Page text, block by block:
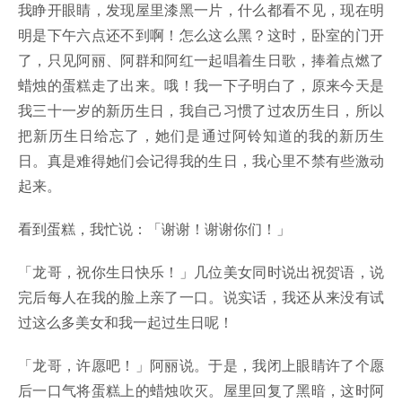
我睁开眼睛，发现屋里漆黑一片，什么都看不见，现在明
明是下午六点还不到啊！怎么这么黑？这时，卧室的门开
了，只见阿丽、阿群和阿红一起唱着生日歌，捧着点燃了
蜡烛的蛋糕走了出来。哦！我一下子明白了，原来今天是
我三十一岁的新历生日，我自己习惯了过农历生日，所以
把新历生日给忘了，她们是通过阿铃知道的我的新历生
日。真是难得她们会记得我的生日，我心里不禁有些激动
起来。
看到蛋糕，我忙说：「谢谢！谢谢你们！」
「龙哥，祝你生日快乐！」几位美女同时说出祝贺语，说
完后每人在我的脸上亲了一口。说实话，我还从来没有试
过这么多美女和我一起过生日呢！
「龙哥，许愿吧！」阿丽说。于是，我闭上眼睛许了个愿
后一口气将蛋糕上的蜡烛吹灭。屋里回复了黑暗，这时阿